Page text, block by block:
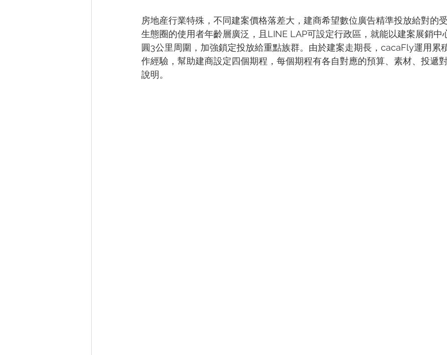
房地産行業特殊，不同建案價格落差大，建商希望數位廣告精準投放給對的
生態圈的使用者年齡層廣泛，且LINE LAP可設定行政區，就能以建案展銷中
圓3公里周圍，加強鎖定投放給重點族群。由於建案走期長，cacaFly運用累
作經驗，幫助建商設定四個期程，每個期程有各自對應的預算、素材、投遞
說明。